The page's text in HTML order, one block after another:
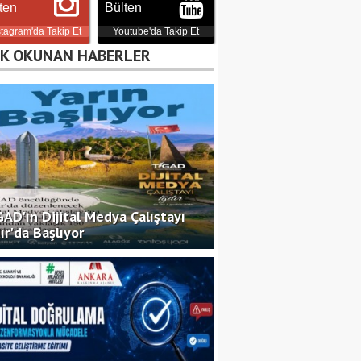
Takip Et
Bülten
Youtube'da Takip Et
OKUNAN HABERLER
Dijital Medya Çalıştayı
Başlıyor
Ramazan Ayında
Beslenme
Yeme Bozuklukları
Psikolog Ayşenur Aydın
Dünya Bitlisliler
Günü Kutlu Olsun!
Dr. Erdoğan Özel